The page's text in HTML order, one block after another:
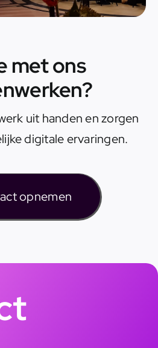
met ons
uit handen en zorgen
digitale ervaringen.
opnemen